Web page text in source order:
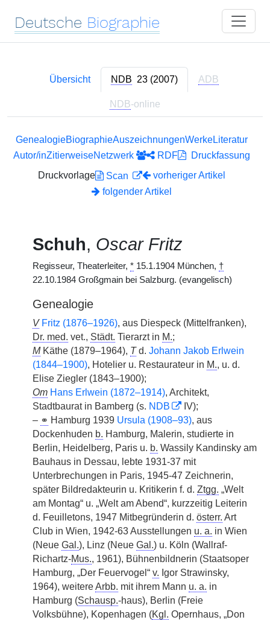
Deutsche Biographie
Übersicht NDB 23 (2007) ADB
NDB-online
GenealogieBiographieAuszeichnungenWerkeLiteratur
Autor/inZitierweiseNetzwerk RDF
Druckfassung
Druckvorlage
Scan
vorheriger Artikel
folgender Artikel
Schuh, Oscar Fritz
Regisseur, Theaterleiter, * 15.1.1904 München, †
22.10.1984 Großgmain bei Salzburg. (evangelisch)
Genealogie
V Fritz (1876–1926), aus Diespeck (Mittelfranken),
Dr. med. vet., Städt. Tierarzt in M.;
MKäthe (1879–1964), Td. Johann Jakob Erlwein
(1844–1900), Hotelier u. Restaurateur in M., u. d.
Elise Ziegler (1843–1900);
Om Hans Erlwein (1872–1914), Architekt,
Stadtbaurat in Bamberg (s. NDB
IV);
– ⚭ Hamburg 1939 Ursula (1908–93), aus
Dockenhuden b. Hamburg, Malerin, studierte in
Berlin, Heidelberg, Paris u. b. Wassily Kandinsky am
Bauhaus in Dessau, lebte 1931-37 mit
Unterbrechungen in Paris, 1945-47 Zeichnerin,
später Bildredakteurin u. Kritikerin f. d. Ztgg. „Welt
am Montag“ u. „Welt am Abend“, kurzzeitig Leiterin
d. Feuilletons, 1947 Mitbegründerin d. österr. Art
Club in Wien, 1942-63 Ausstellungen u. a. in Wien
(Neue Gal.), Linz (Neue Gal.) u. Köln (Wallraf-
Richartz-Mus., 1961), Bühnenbildnerin (Staatsoper
Hamburg, „Der Feuervogel“ v. Igor Strawinsky,
1964), weitereArbb. mit ihrem Mann u. a. in
Hamburg (Schausp.-haus), Berlin (Freie
Volksbühne), Kopenhagen (Kgl. Opernhaus, „Don